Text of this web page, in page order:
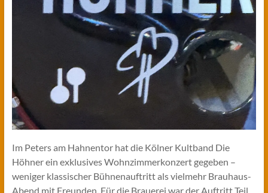
Im Peters am Hahnentor hat die Kölner Kultband Die
Höhner ein exklusives Wohnzimmerkonzert gegeben –
weniger klassischer Bühnenauftritt als vielmehr Brauhaus-
Abend mit Freunden. Für die Brauerei war der Auftritt Teil